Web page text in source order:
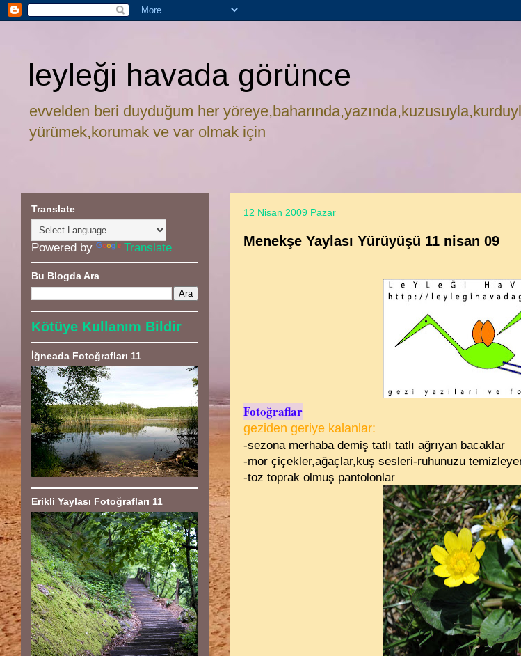
leyleği havada görünce
evvelden beri duyduğum her
yürümek,korumak ve var olmak için
12 Nisan 2009 Pazar
Menekşe Yaylası Yürüyüşü 11 nisan 09
Fotoğraflar
geziden geriye kalanlar:
-sezona merhaba demiş tatlı tatlı ağrıyan bacaklar
-mor çiçekler,ağaçlar,kuş sesleri-ruhunuzu
-toz toprak olmuş pantolonlar
Translate
Powered by Translate
Bu Blogda Ara
Kötüye Kullanım Bildir
İğneada Fotoğrafları 11
Erikli Yaylası Fotoğrafları 11